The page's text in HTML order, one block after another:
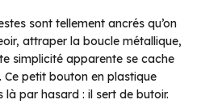
sont tellement ancrés qu’on
attraper la boucle métallique,
simplicité apparente se cache
Ce petit bouton en plastique
là par hasard : il sert de butoir.